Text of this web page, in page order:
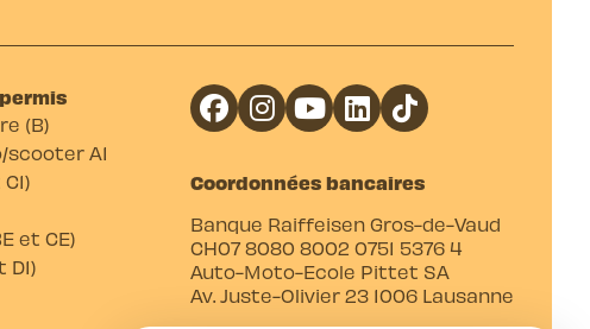
(B)
A1
et CE)
Coordonnées bancaires
Banque Raiffeisen Gros-de-Vaud
CH07 8080 8002 0751 5376 4
Auto-Moto-Ecole Pittet SA
Av. Juste-Olivier 23 1006 Lausanne